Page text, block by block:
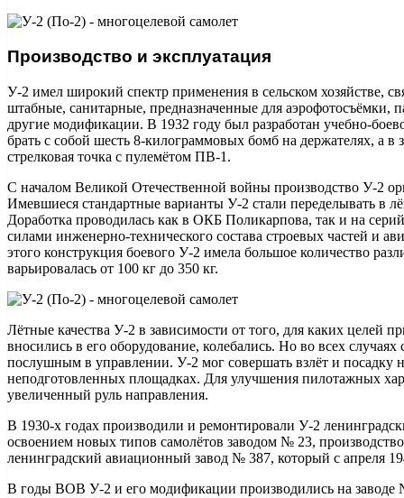
Производство и эксплуатация
У-2 имел широкий спектр применения в сельском хозяйстве,
штабные, санитарные, предназначенные для аэрофотосъёмки,
другие модификации. В 1932 году был разработан учебно-
брать с собой шесть 8-килограммовых бомб на держателях, а в
стрелковая точка с пулемётом ПВ-1.
С началом Великой Отечественной войны производство У-2
Имевшиеся стандартные варианты У-2 стали переделывать в
Доработка проводилась как в ОКБ Поликарпова, так и на
силами инженерно-технического состава строевых частей и
этого конструкция боевого У-2 имела большое количество
варьировалась от 100 кг до 350 кг.
Лётные качества У-2 в зависимости от того, для каких целей
вносились в его оборудование, колебались. Но во всех
послушным в управлении. У-2 мог совершать взлёт и посадку
неподготовленных площадках. Для улучшения пилотажных
увеличенный руль направления.
В 1930-х годах производили и ремонтировали У-2
освоением новых типов самолётов заводом № 23,
ленинградский авиационный завод № 387, который с апреля
В годы ВОВ У-2 и его модификации производились на заводе